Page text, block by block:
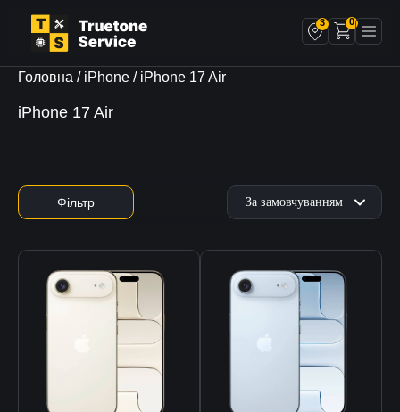
3 0
Головна / iPhone / iPhone 17 Air
iPhone 17 Air
Фільтр